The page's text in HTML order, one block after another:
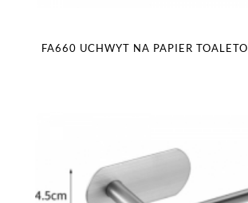
FA660 UCHWYT NA PAPIER